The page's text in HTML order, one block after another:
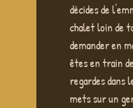
décides de
chalet loin de
demander en
êtes en train
regardes dans
mets sur un